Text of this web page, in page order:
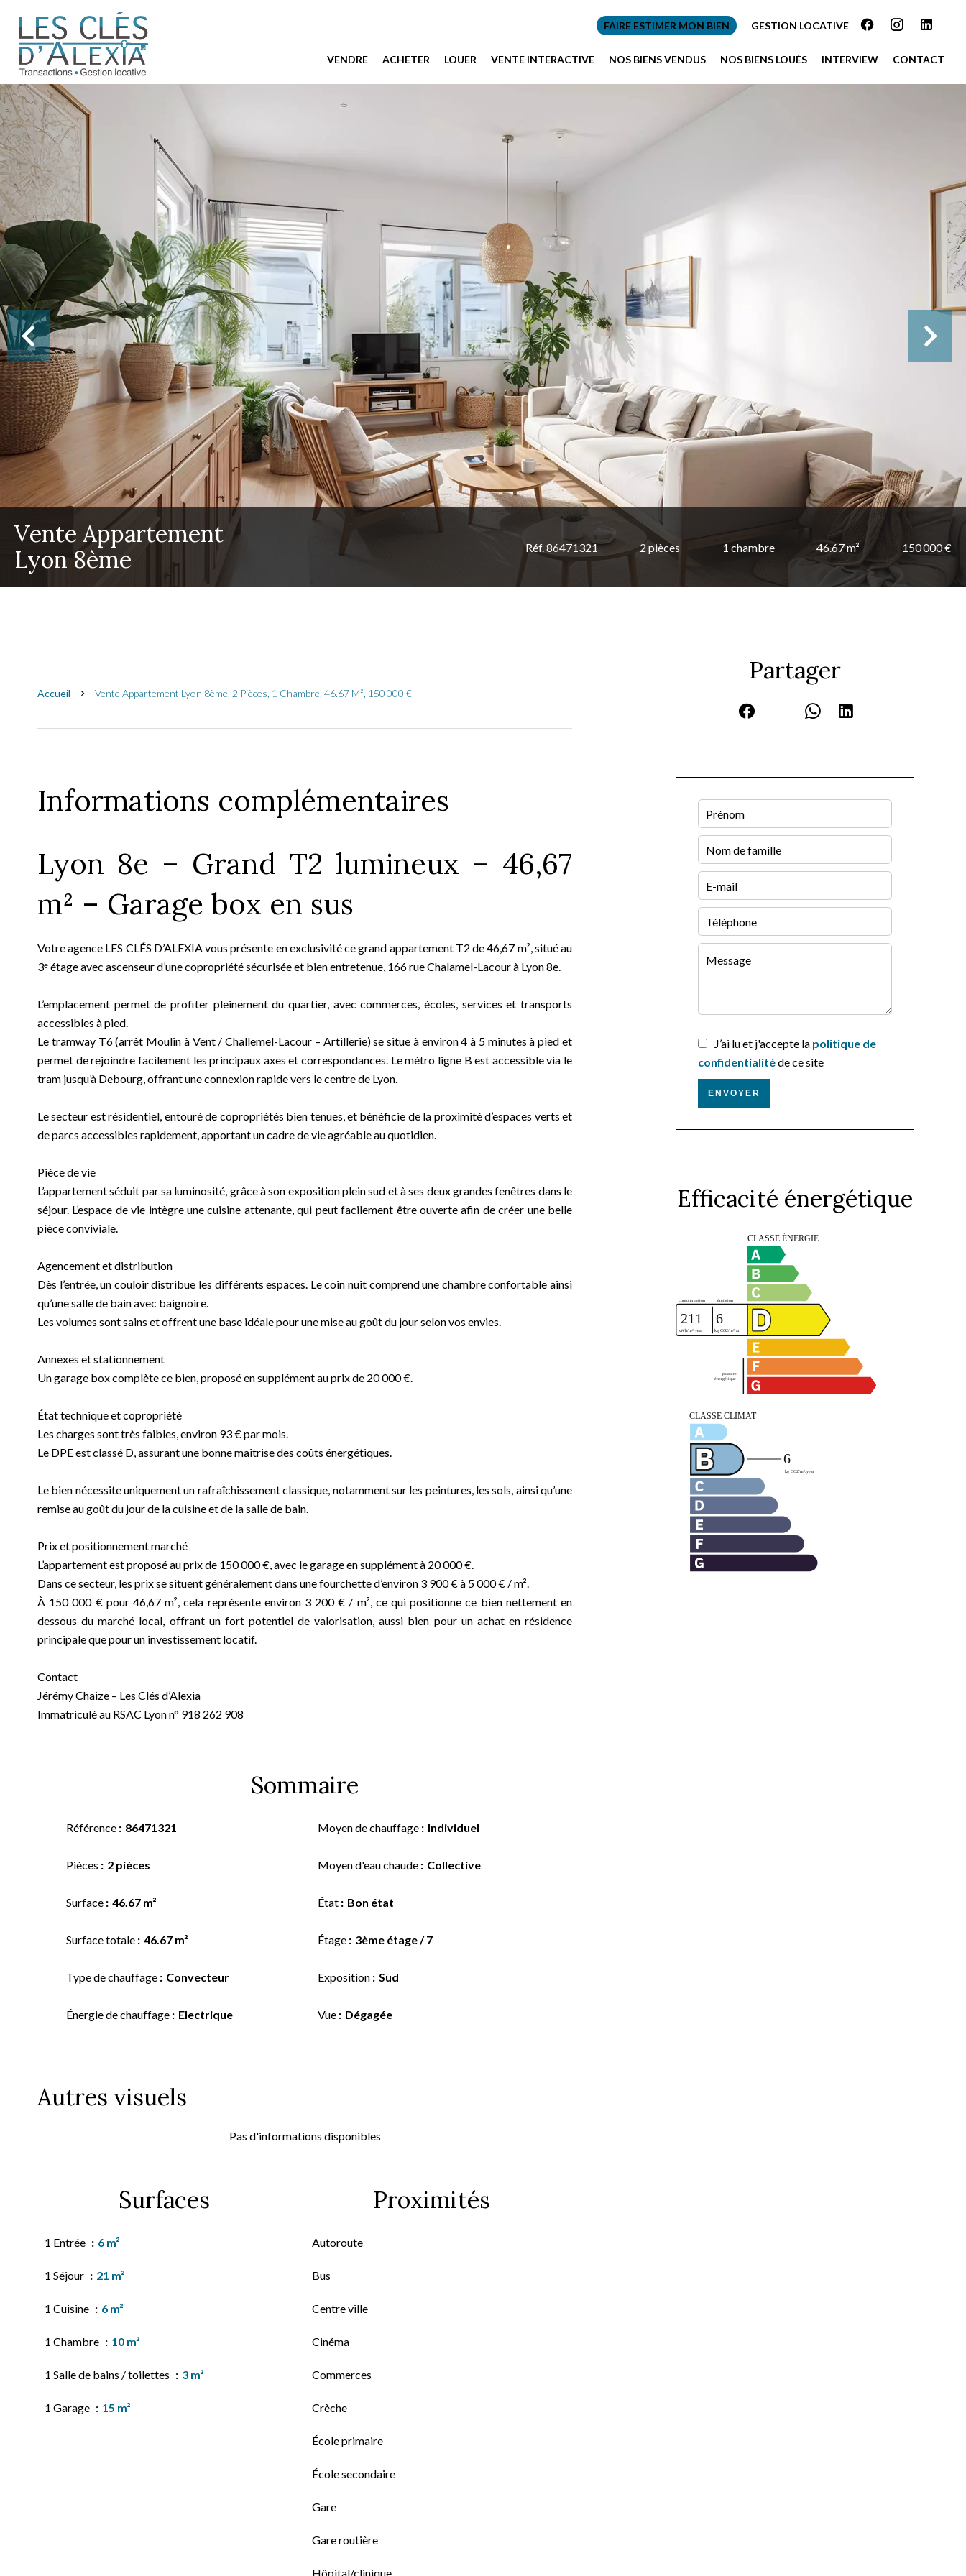
FAIRE ESTIMER MON BIEN GESTION LOCATIVE
VENDRE ACHETER LOUER VENTE INTERACTIVE NOS BIENS VENDUS NOS BIENS LOUÉS INTERVIEW CONTACT
Vente Appartement
Lyon 8ème
Réf. 86471321 2 pièces 1 chambre 46.67 m² 150 000 €
Accueil Vente Appartement Lyon 8ème, 2 Pièces, 1 Chambre, 46.67 M², 150 000 €
Informations complémentaires
Lyon 8e – Grand T2 lumineux – 46,67
m² – Garage box en sus
Votre agence LES CLÉS D’ALEXIA vous présente en exclusivité ce grand appartement T2 de 46,67 m², situé au
3ᵉ étage avec ascenseur d’une copropriété sécurisée et bien entretenue, 166 rue Chalamel-Lacour à Lyon 8e.
L’emplacement permet de profiter pleinement du quartier, avec commerces, écoles, services et transports
accessibles à pied.
Le tramway T6 (arrêt Moulin à Vent / Challemel-Lacour – Artillerie) se situe à environ 4 à 5 minutes à pied et
permet de rejoindre facilement les principaux axes et correspondances. Le métro ligne B est accessible via le
tram jusqu’à Debourg, offrant une connexion rapide vers le centre de Lyon.
Le secteur est résidentiel, entouré de copropriétés bien tenues, et bénéficie de la proximité d’espaces verts et
de parcs accessibles rapidement, apportant un cadre de vie agréable au quotidien.
Pièce de vie
L’appartement séduit par sa luminosité, grâce à son exposition plein sud et à ses deux grandes fenêtres dans le
séjour. L’espace de vie intègre une cuisine attenante, qui peut facilement être ouverte afin de créer une belle
pièce conviviale.
Agencement et distribution
Dès l’entrée, un couloir distribue les différents espaces. Le coin nuit comprend une chambre confortable ainsi
qu’une salle de bain avec baignoire.
Les volumes sont sains et offrent une base idéale pour une mise au goût du jour selon vos envies.
Annexes et stationnement
Un garage box complète ce bien, proposé en supplément au prix de 20 000 €.
État technique et copropriété
Les charges sont très faibles, environ 93 € par mois.
Le DPE est classé D, assurant une bonne maîtrise des coûts énergétiques.
Le bien nécessite uniquement un rafraîchissement classique, notamment sur les peintures, les sols, ainsi qu’une
remise au goût du jour de la cuisine et de la salle de bain.
Prix et positionnement marché
L’appartement est proposé au prix de 150 000 €, avec le garage en supplément à 20 000 €.
Dans ce secteur, les prix se situent généralement dans une fourchette d’environ 3 900 € à 5 000 € / m².
À 150 000 € pour 46,67 m², cela représente environ 3 200 € / m², ce qui positionne ce bien nettement en
dessous du marché local, offrant un fort potentiel de valorisation, aussi bien pour un achat en résidence
principale que pour un investissement locatif.
Contact
Jérémy Chaize – Les Clés d’Alexia
Immatriculé au RSAC Lyon n° 918 262 908
Sommaire
Référence 86471321
Pièces 2 pièces
Surface 46.67 m²
Surface totale 46.67 m²
Type de chauffage Convecteur
Énergie de chauffage Electrique
Moyen de chauffage Individuel
Moyen d'eau chaude Collective
État Bon état
Étage 3ème étage / 7
Exposition Sud
Vue Dégagée
Autres visuels
Pas d'informations disponibles
Surfaces
1 Entrée 6 m²
1 Séjour 21 m²
1 Cuisine 6 m²
1 Chambre 10 m²
1 Salle de bains / toilettes 3 m²
1 Garage 15 m²
Proximités
Autoroute
Bus
Centre ville
Cinéma
Commerces
Crèche
École primaire
École secondaire
Gare
Gare routière
Hôpital/clinique
Partager
J’ai lu et j'accepte la politique de
confidentialitéde ce site
ENVOYER
Efficacité énergétique